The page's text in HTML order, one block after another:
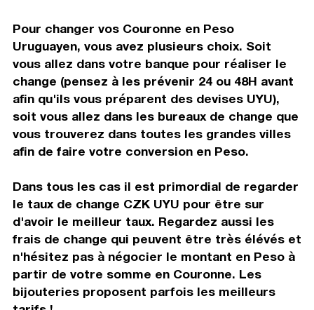
Pour changer vos Couronne en Peso
Uruguayen, vous avez plusieurs choix. Soit
vous allez dans votre banque pour réaliser le
change (pensez à les prévenir 24 ou 48H avant
afin qu'ils vous préparent des devises UYU),
soit vous allez dans les bureaux de change que
vous trouverez dans toutes les grandes villes
afin de faire votre conversion en Peso.
Dans tous les cas il est primordial de regarder
le taux de change CZK UYU pour être sur
d'avoir le meilleur taux. Regardez aussi les
frais de change qui peuvent être très élévés et
n'hésitez pas à négocier le montant en Peso à
partir de votre somme en Couronne. Les
bijouteries proposent parfois les meilleurs